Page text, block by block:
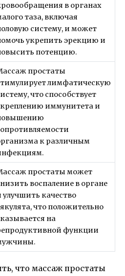
в органах
таза, включая
систему, и может
укрепить эрекцию и
потенцию.
простаты
лимфатическую
что способствует
иммунитета и
к различным
простаты может
воспаление в органе
улучшить качество
что положительно
на
функции
что массаж простаты